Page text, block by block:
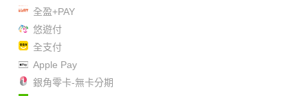
全盈+PAY
悠遊付
全支付
Apple Pay
銀角零卡-無卡分期